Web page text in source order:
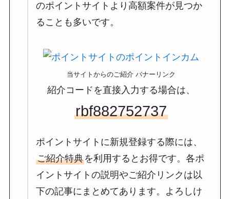
のポイントサイトより高額案件が見つか
ることも多いです。
当サイトからのご紹介 バナーリンク
紹介コードを直接入力する場合は、
rbf882752737
ポイントサイトに新規登録する際には、
ご紹介特典を利用するとお得です。各ポ
イントサイトの説明やご紹介リンクは以
下の記事にまとめてあります。よろしけ